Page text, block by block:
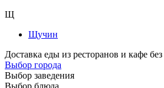
Щ
Щучин
Доставка еды из ресторанов и кафе
Выбор города
Выбор заведения
Выбор блюда